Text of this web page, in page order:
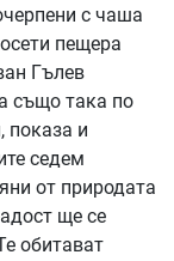
с чаша
пещера
Гълев
също така по
показа и
седем
от природата
ще се
обитават